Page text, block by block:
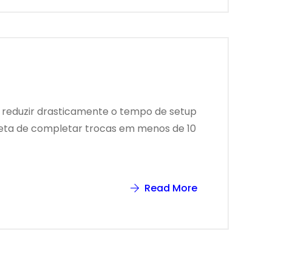
drasticamente o tempo de setup
de completar trocas em menos de 10
Read More